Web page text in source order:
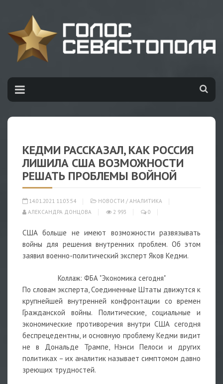
КЕДМИ РАССКАЗАЛ, КАК РОССИЯ
ЛИШИЛА США ВОЗМОЖНОСТИ
РЕШАТЬ ПРОБЛЕМЫ ВОЙНОЙ
14.01.2021 11:03:54 НОВОСТИ / АНАЛИТИКА
АЛЕКСАНДРА ДОНЦОВА
2 993 0
США больше не имеют возможности развязывать
войны для решения внутренних проблем. Об этом
заявил военно-политический эксперт Яков Кедми.
Коллаж: ФБА "Экономика сегодня"
По словам эксперта, Соединенные Штаты движутся к
крупнейшей внутренней конфронтации со времен
Гражданской войны. Политические, социальные и
экономические противоречия внутри США сегодня
беспрецедентны, и основную проблему Кедми видит
не в Дональде Трампе, Нэнси Пелоси и других
политиках – их аналитик называет симптомом давно
зреющих трудностей.